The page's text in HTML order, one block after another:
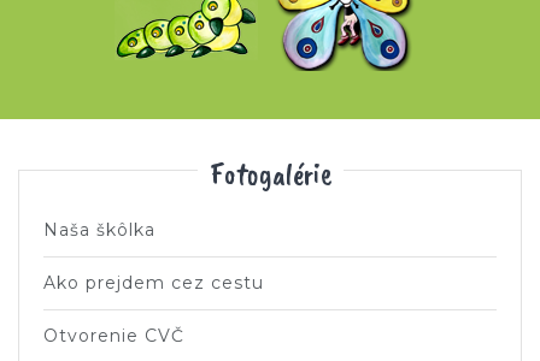
Fotogalérie
Naša škôlka
Ako prejdem cez cestu
Otvorenie CVČ